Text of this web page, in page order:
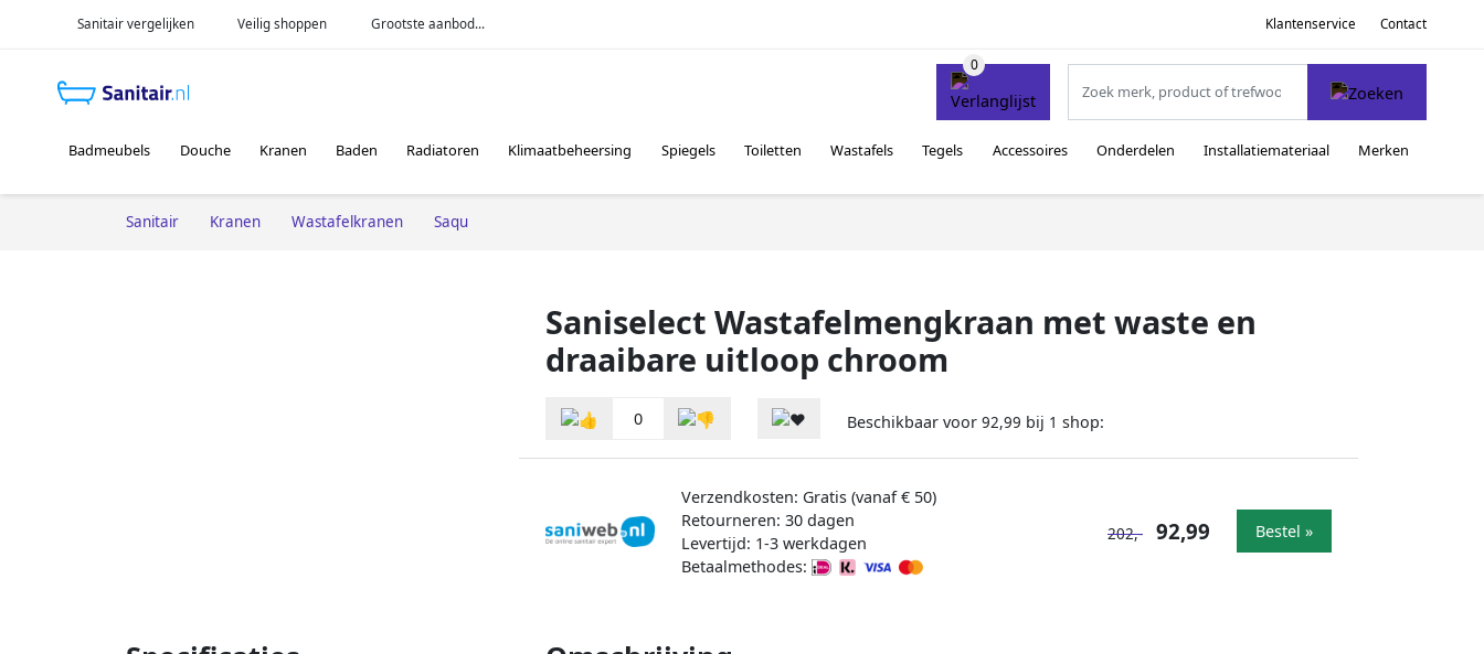
Sanitair vergelijken Veilig shoppen Grootste aanbod... Klantenservice Contact
Badmeubels Douche Kranen Baden Radiatoren Klimaatbeheersing Spiegels Toiletten Wastafels Tegels Accessoires Onderdelen Installatiemateriaal Merken
Sanitair Kranen Wastafelkranen Saqu
Saniselect Wastafelmengkraan met waste en
draaibare uitloop chroom
0 Beschikbaar voor 92,99 bij 1 shop:
Verzendkosten: Gratis (vanaf € 50)
Retourneren: 30 dagen
Levertijd: 1-3 werkdagen
Betaalmethodes:
202,- 92,99 Bestel »